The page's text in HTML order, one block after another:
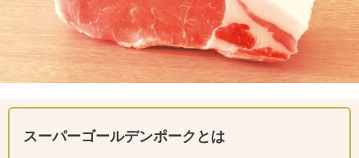
スーパーゴールデンポークとは